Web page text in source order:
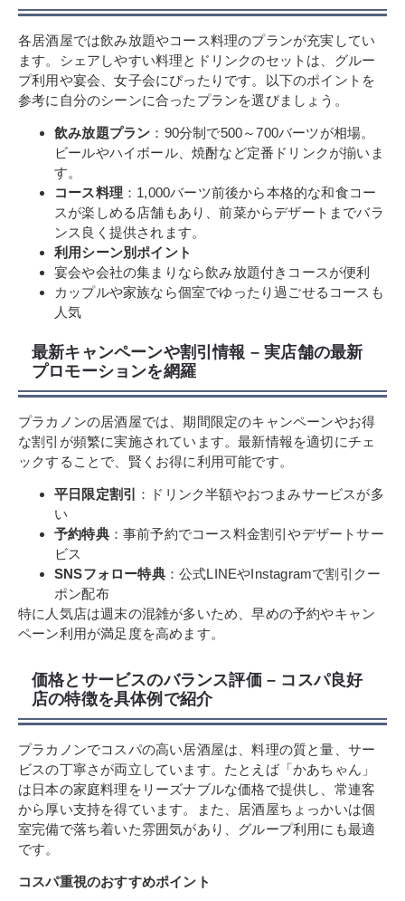
各居酒屋では飲み放題やコース料理のプランが充実してい
ます。シェアしやすい料理とドリンクのセットは、グルー
プ利用や宴会、女子会にぴったりです。以下のポイントを
参考に自分のシーンに合ったプランを選びましょう。
飲み放題プラン ：90分制で500～700バーツが相場。
ビールやハイボール、焼酎など定番ドリンクが揃いま
す。
コース料理 ：1,000バーツ前後から本格的な和食コー
スが楽しめる店舗もあり、前菜からデザートまでバラ
ンス良く提供されます。
利用シーン別ポイント
宴会や会社の集まりなら飲み放題付きコースが便利
カップルや家族なら個室でゆったり過ごせるコースも
人気
最新キャンペーンや割引情報 – 実店舗の最新
プロモーションを網羅
プラカノンの居酒屋では、期間限定のキャンペーンやお得
な割引が頻繁に実施されています。最新情報を適切にチェ
ックすることで、賢くお得に利用可能です。
平日限定割引
：ドリンク半額やおつまみサービスが多
い
予約特典：事前予約でコース料金割引やデザートサー
ビス
SNSフォロー特典：公式LINEやInstagramで割引クー
ポン配布
特に人気店は週末の混雑が多いため、早めの予約やキャン
ペーン利用が満足度を高めます。
価格とサービスのバランス評価 – コスパ良好
店の特徴を具体例で紹介
プラカノンでコスパの高い居酒屋は、料理の質と量、サー
ビスの丁寧さが両立しています。たとえば「かあちゃん」
は日本の家庭料理をリーズナブルな価格で提供し、常連客
から厚い支持を得ています。また、居酒屋ちょっかいは個
室完備で落ち着いた雰囲気があり、グループ利用にも最適
です。
コスパ重視のおすすめポイント